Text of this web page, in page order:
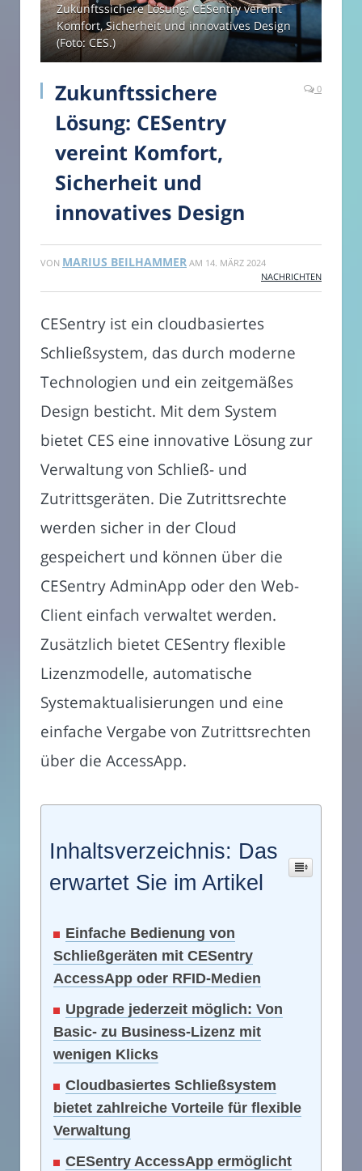
Zukunftssichere Lösung: CESentry vereint
Komfort, Sicherheit und innovatives Design
(Foto: CES.)
Zukunftssichere
Lösung: CESentry
vereint Komfort,
Sicherheit und
innovatives Design
0
VON MARIUS BEILHAMMER AM 14. MÄRZ 2024
NACHRICHTEN
CESentry ist ein cloudbasiertes
Schließsystem, das durch moderne
Technologien und ein zeitgemäßes
Design besticht. Mit dem System
bietet CES eine innovative Lösung zur
Verwaltung von Schließ- und
Zutrittsgeräten. Die Zutrittsrechte
werden sicher in der Cloud
gespeichert und können über die
CESentry AdminApp oder den Web-
Client einfach verwaltet werden.
Zusätzlich bietet CESentry flexible
Lizenzmodelle, automatische
Systemaktualisierungen und eine
einfache Vergabe von Zutrittsrechten
über die AccessApp.
Inhaltsverzeichnis: Das
erwartet Sie im Artikel
Einfache Bedienung von
Schließgeräten mit CESentry
AccessApp oder RFID-Medien
Upgrade jederzeit möglich: Von
Basic- zu Business-Lizenz mit
wenigen Klicks
Cloudbasiertes Schließsystem
bietet zahlreiche Vorteile für flexible
Verwaltung
CESentry AccessApp ermöglicht